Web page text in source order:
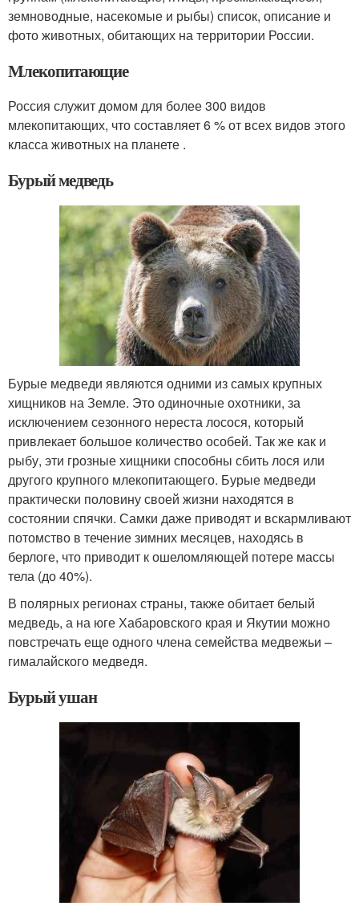
земноводные, насекомые и рыбы) список, описание и
фото животных, обитающих на территории России.
Млекопитающие
Россия служит домом для более 300 видов
млекопитающих, что составляет 6 % от всех видов этого
класса животных на планете .
Бурый медведь
Бурые медведи являются одними из самых крупных
хищников на Земле. Это одиночные охотники, за
исключением сезонного нереста лосося, который
привлекает большое количество особей. Так же как и
рыбу, эти грозные хищники способны сбить лося или
другого крупного млекопитающего. Бурые медведи
практически половину своей жизни находятся в
состоянии спячки. Самки даже приводят и вскармливают
потомство в течение зимних месяцев, находясь в
берлоге, что приводит к ошеломляющей потере массы
тела (до 40%).
В полярных регионах страны, также обитает белый
медведь, а на юге Хабаровского края и Якутии можно
повстречать еще одного члена семейства медвежьи –
гималайского медведя.
Бурый ушан